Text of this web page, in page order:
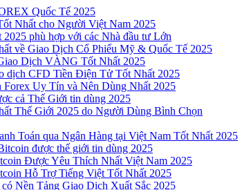
Quốc Tế 2025
Nhất cho Người Việt Nam 2025
phù hợp với các Nhà đầu tư Lớn
về Giao Dịch Cổ Phiếu Mỹ & Quốc Tế 2025
Dịch VÀNG Tốt Nhất 2025
dịch CFD Tiền Điện Tử Tốt Nhất 2025
Uy Tín và Nên Dùng Nhất 2025
cả Thế Giới tin dùng 2025
Thế Giới 2025 do Người Dùng Bình Chọn
Toán qua Ngân Hàng tại Việt Nam Tốt Nhất 2025
được thế giới tin dùng 2025
Được Yêu Thích Nhất Việt Nam 2025
Hỗ Trợ Tiếng Việt Tốt Nhất 2025
Nền Tảng Giao Dịch Xuất Sắc 2025